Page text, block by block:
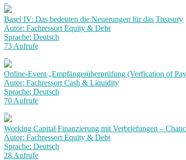
Basel IV: Das bedeuten die Neuerungen für das Treasury
Autor: Fachressort Equity & Debt
Sprache: Deutsch
73 Aufrufe
Online-Event „Empfängerüberprüfung (Verfication of
Autor: Fachressort Cash & Liquidity
Sprache: Deutsch
70 Aufrufe
Working Capital Finanzierung mit Verbriefungen –
Autor: Fachressort Equity & Debt
Sprache: Deutsch
28 Aufrufe